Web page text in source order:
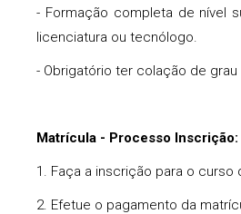
- Formação completa de nível
licenciatura ou tecnólogo.
- Obrigatório ter colação de
Matrícula - Processo Inscrição:
1. Faça a inscrição para o curso
2. Efetue o pagamento da